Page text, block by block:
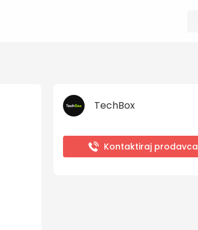
TechBox
Kontaktiraj prodavca